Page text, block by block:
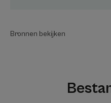
Bronnen bekijken